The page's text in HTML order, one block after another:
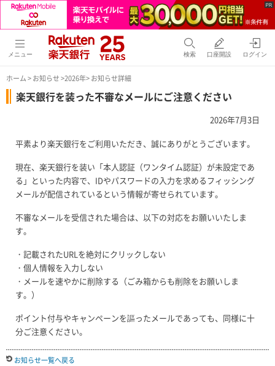
メニュー 検索 口座開設 ログイン
ホーム>お知らせ>2026年> お知らせ詳細
楽天銀行を装った不審なメールにご注意ください
2026年7月3日
平素より楽天銀行をご利用いただき、誠にありがとうございます。
現在、楽天銀行を装い「本人認証（ワンタイム認証）が未設定であ
る」といった内容で、IDやパスワードの入力を求めるフィッシング
メールが配信されているという情報が寄せられています。
不審なメールを受信された場合は、以下の対応をお願いいたしま
す。
・記載されたURLを絶対にクリックしない
・個人情報を入力しない
・メールを速やかに削除する（ごみ箱からも削除をお願いしま
す。）
ポイント付与やキャンペーンを謳ったメールであっても、同様に十
分ご注意ください。
お知らせ一覧へ戻る